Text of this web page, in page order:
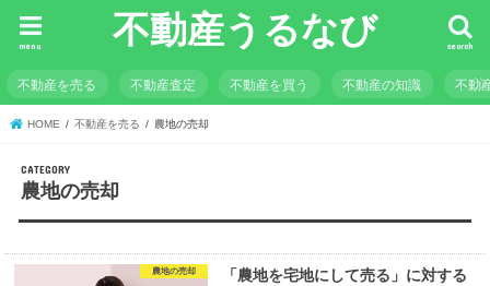
不動産うるなび search
menu
不動産を売る 不動産査定 不動産を買う 不動産の知識 不動
HOME 不動産を売る 農地の売却
農地の売却
農地の売却
「農地を宅地にして売る」に対する